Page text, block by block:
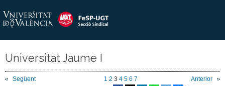
Universitat Jaume I
Següent Anterior
1 2 3 4 5 6 7